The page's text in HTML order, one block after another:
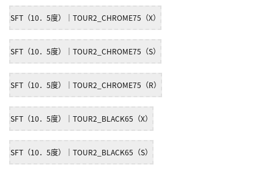
SFT（10．5度）｜TOUR2_CHROME75（X）
SFT（10．5度）｜TOUR2_CHROME75（S）
SFT（10．5度）｜TOUR2_CHROME75（R）
SFT（10．5度）｜TOUR2_BLACK65（X）
SFT（10．5度）｜TOUR2_BLACK65（S）